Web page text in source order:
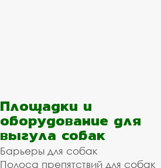
Площадки и
оборудование для
выгула собак
Барьеры для собак
Полоса препятствий для собак